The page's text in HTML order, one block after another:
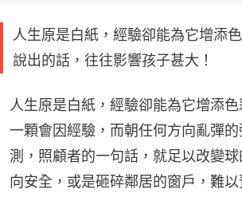
人生原是白紙，經驗卻能為它增添
說出的話，往往影響孩子甚大！
人生原是白紙，經驗卻能為它增添
一顆會因經驗，而朝任何方向亂彈
測，照顧者的一句話，就足以改變
向安全，或是砸碎鄰居的窗戶，難以